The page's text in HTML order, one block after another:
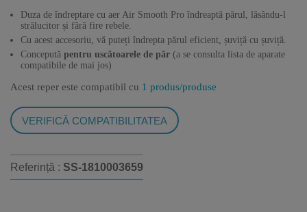
Duza de îndreptare cu aer Air Smooth Pro îndreaptă părul, lăsându-l
strălucitor și fără fire rebele.
Cu acest accesoriu, vă puteți îndrepta părul eficient, șuviță cu șuviță.
Concepută pentru uscătoarele de păr (a se consulta lista de aparate
compatibile de mai jos)
Acest reper este compatibil cu 1 produs/produse
VERIFICĂ COMPATIBILITATEA
Referință : SS-1810003659